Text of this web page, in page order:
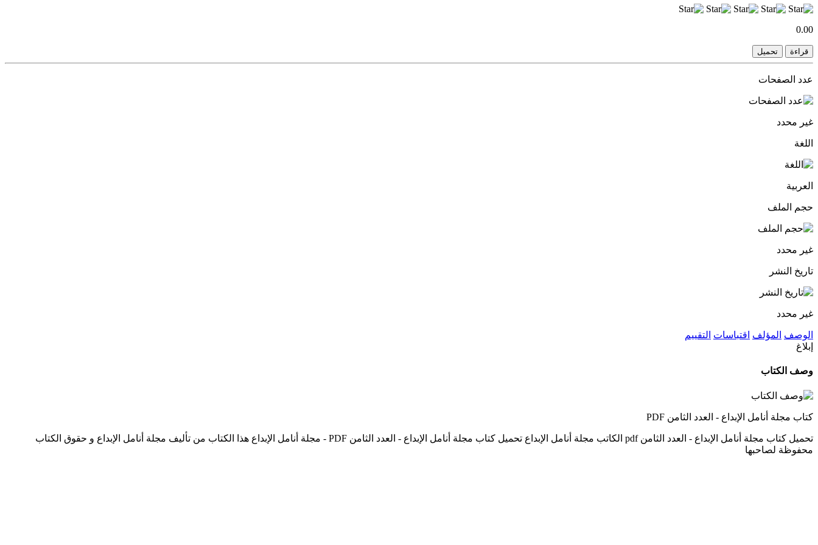
0.00
قراءة تحميل
عدد الصفحات
غير محدد
اللغة
العربية
حجم الملف
غير محدد
تاريخ النشر
غير محدد
الوصف المؤلف اقتباسات التقييم
إبلاغ
وصف الكتاب
كتاب مجلة أنامل الإبداع - العدد الثامن PDF
تحميل كتاب مجلة أنامل الإبداع - العدد الثامن pdf الكاتب مجلة أنامل الإبداع تحميل كتاب مجلة أنامل الإبداع - العدد الثامن PDF - مجلة أنامل الإبداع هذا الكتاب من تأليف مجلة أنامل الإبداع و حقوق الكتاب
محفوظة لصاحبها